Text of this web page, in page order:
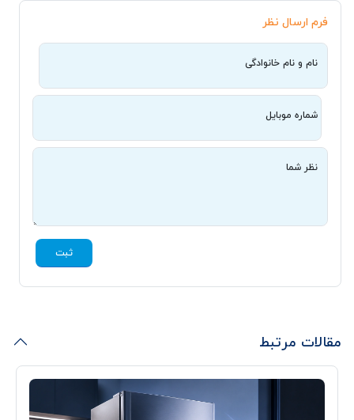
فرم ارسال نظر
نام و نام خانوادگی
شماره موبایل
نظر شما
ثبت
مقالات مرتبط